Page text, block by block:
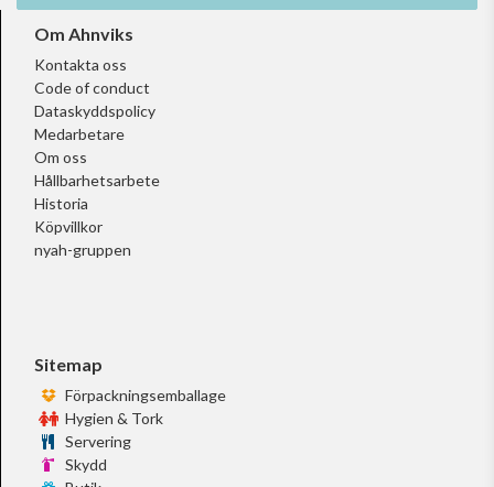
Om Ahnviks
Kontakta oss
Code of conduct
Dataskyddspolicy
Medarbetare
Om oss
Hållbarhetsarbete
Historia
Köpvillkor
nyah-gruppen
Sitemap
Förpackningsemballage
Hygien & Tork
Servering
Skydd